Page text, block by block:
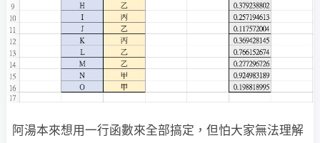
阿湯本來想用一行函數來全部搞定，但怕大家無法理解